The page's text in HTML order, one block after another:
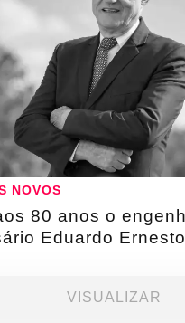
NOVOS
80 anos o
Eduardo
VISUALIZAR